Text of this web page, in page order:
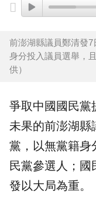
前澎湖縣議員鄭清發
身分投入議員選舉，
供）
爭取中國國民黨
未果的前澎湖縣
黨，以無黨籍身
民黨參選人；
發以大局為重。